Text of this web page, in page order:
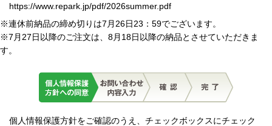
https://www.repark.jp/pdf/2026summer.pdf
※連休前納品の締め切りは7月26日23：59でございます。
※7月27日以降のご注文は、8月18日以降の納品とさせていただきま
す。
個人情報保護方針をご確認のうえ、チェックボックスにチェック